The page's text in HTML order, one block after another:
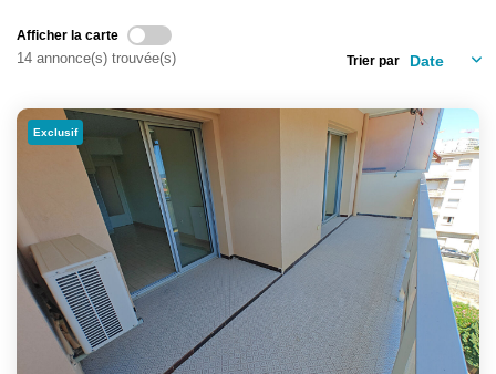
Afficher la carte
14 annonce(s) trouvée(s) Trier par
Exclusif